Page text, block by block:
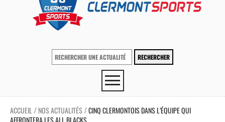
ACCUEIL / NOS ACTUALITÉS /CINQ CLERMONTOIS DANS L’ÉQUIPE QUI
AFFRONTERA LES ALL BLACKS